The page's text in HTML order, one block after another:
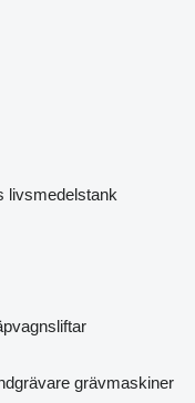
livsmedelstank
grävmaskiner